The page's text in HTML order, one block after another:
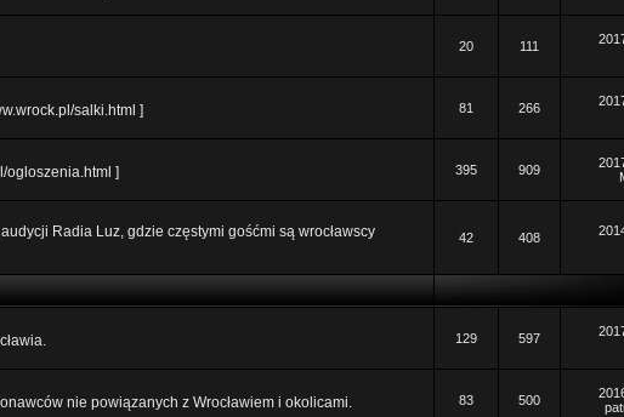
20 111
salki.html ] 81 266
ogloszenia.html ] 395 909
Radia Luz, gdzie częstymi gośćmi są wrocławscy
42 408
129 597
nie powiązanych z Wrocławiem i okolicami. 83 500